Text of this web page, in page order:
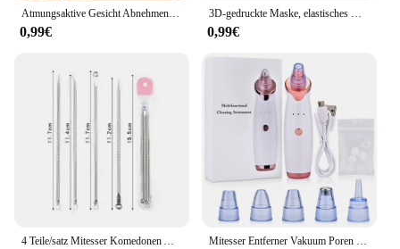
Atmungsaktive Gesicht Abnehmen Verband Frauen Kinn Wange Lift Up Gürtel V Linie Gesicht Shaper Gesichts Massage Strap Hautpflege Schönheit Werkzeuge
0,99€
3D-gedruckte Maske, elastisches Netz, Vollgesichtsmaske für Männer und Frauen, Cosplay, Kopfbedeckung, Neuheitszubehör, knifflige Kapuze, Party, Cosplay-Requisiten
0,99€
4 Teile/satz Mitesser Komedonen Akne Pickel Belmish Extractor Vakuum Mitesser Entferner Werkzeug Löffel Rose Gold Für Gesicht Hautpflege Werkzeug Mitesser Entferner Vakuum Poren Reiniger Gesicht Reinigung Pinsel Ance Pickel Schwarze Punkte Spot Extractor Nano Gesichts Sprayer Dampfer